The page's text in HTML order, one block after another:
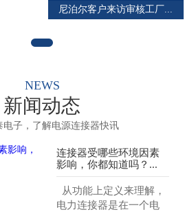
尼泊尔客户来访审核工厂...
NEWS
新闻动态
电子，了解电源连接器快讯
连接器受哪些环境因素
影响，你都知道吗？...
从功能上定义来理解，
电力连接器是在一个电